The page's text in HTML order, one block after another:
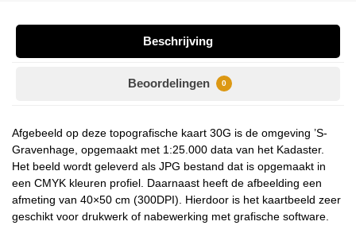
Beschrijving
Beoordelingen 0
Afgebeeld op deze topografische kaart 30G is de omgeving ’S-
Gravenhage, opgemaakt met 1:25.000 data van het Kadaster.
Het beeld wordt geleverd als JPG bestand dat is opgemaakt in
een CMYK kleuren profiel. Daarnaast heeft de afbeelding een
afmeting van 40×50 cm (300DPI). Hierdoor is het kaartbeeld zeer
geschikt voor drukwerk of nabewerking met grafische software.